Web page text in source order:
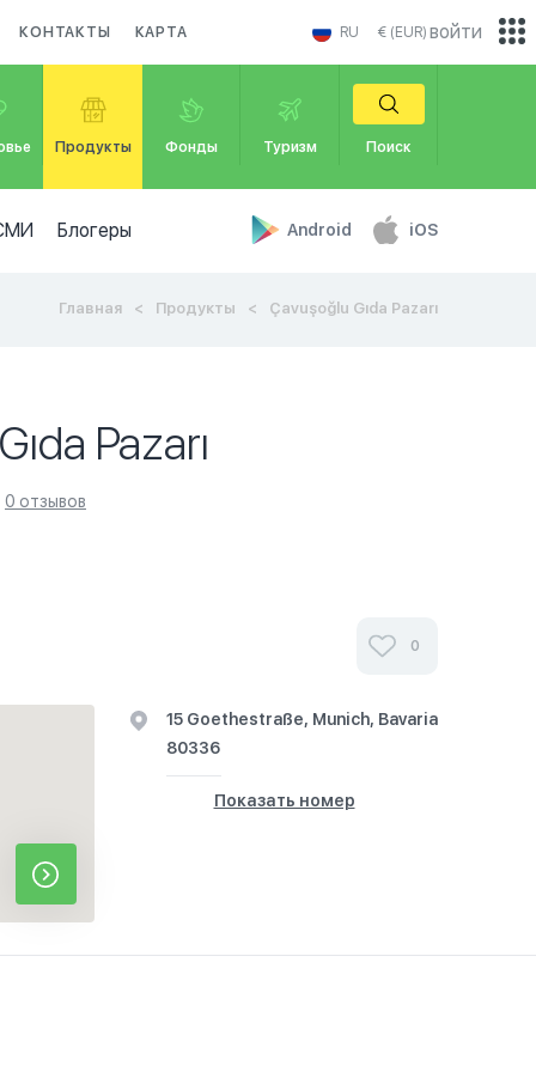
КОНТАКТЫ КАРТА RU € (EUR)
Продукты Фонды Туризм Поиск
Блогеры Android iOS
войти
Главная Продукты Çavuşoğlu Gıda Pazarı
Pazarı
0 отзывов
0
15 Goethestraße, Munich, Bavaria
80336
Показать номер